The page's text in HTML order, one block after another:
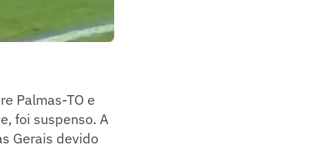
Palmas-TO e
foi suspenso. A
Gerais devido